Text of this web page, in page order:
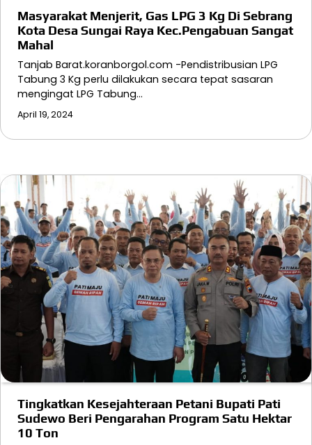
Masyarakat Menjerit, Gas LPG 3 Kg Di Sebrang
Kota Desa Sungai Raya Kec.Pengabuan Sangat
Mahal
Tanjab Barat.koranborgol.com -Pendistribusian LPG
Tabung 3 Kg perlu dilakukan secara tepat sasaran
mengingat LPG Tabung…
April 19, 2024
Tingkatkan Kesejahteraan Petani Bupati Pati
Sudewo Beri Pengarahan Program Satu Hektar
10 Ton